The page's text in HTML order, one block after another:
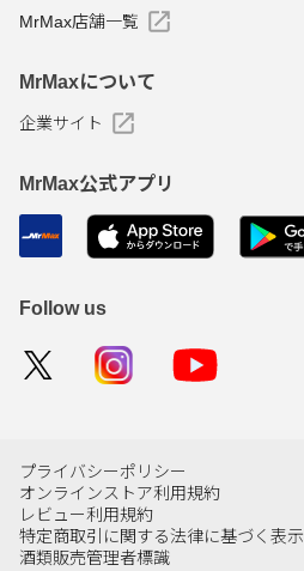
MrMax店舗一覧
MrMaxについて
企業サイト
MrMax公式アプリ
Follow us
プライバシーポリシー
オンラインストア利用規約
レビュー利用規約
特定商取引に関する法律に基づく表示
酒類販売管理者標識